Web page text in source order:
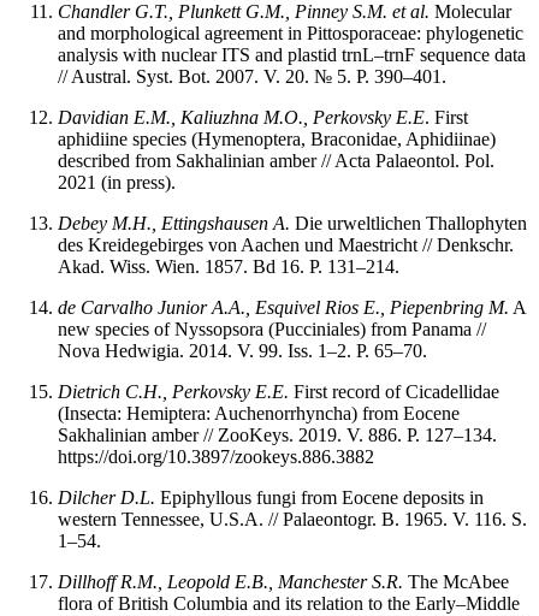
Chandler G.T., Plunkett G.M., Pinney S.M. et al. Molecular
and morphological agreement in Pittosporaceae: phylogenetic
analysis with nuclear ITS and plastid trnL–trnF sequence data
// Austral. Syst. Bot. 2007. V. 20. № 5. P. 390–401.
Davidian E.M., Kaliuzhna M.O., Perkovsky E.E. First
aphidiine species (Hymenoptera, Braconidae, Aphidiinae)
described from Sakhalinian amber // Acta Palaeontol. Pol.
2021 (in press).
Debey M.H., Ettingshausen A. Die urweltlichen Thallophyten
des Kreidegebirges von Aachen und Maestricht // Denkschr.
Akad. Wiss. Wien. 1857. Bd 16. P. 131–214.
de Carvalho Junior A.A., Esquivel Rios E., Piepenbring M. A
new species of Nyssopsora (Pucciniales) from Panama //
Nova Hedwigia. 2014. V. 99. Iss. 1–2. P. 65–70.
Dietrich C.H., Perkovsky E.E. First record of Cicadellidae
(Insecta: Hemiptera: Auchenorrhyncha) from Eocene
Sakhalinian amber // ZooKeys. 2019. V. 886. P. 127–134.
https://doi.org/10.3897/zookeys.886.3882
Dilcher D.L. Epiphyllous fungi from Eocene deposits in
western Tennessee, U.S.A. // Palaeontogr. B. 1965. V. 116. S.
1–54.
Dillhoff R.M., Leopold E.B., Manchester S.R. The McAbee
flora of British Columbia and its relation to the Early–Middle